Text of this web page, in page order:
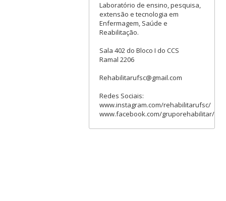
Laboratório de ensino, pesquisa,
extensão e tecnologia em
Enfermagem, Saúde e
Reabilitação.
Sala 402 do Bloco I do CCS
Ramal 2206
Rehabilitarufsc@gmail.com
Redes Sociais:
www.instagram.com/rehabilitarufsc/
www.facebook.com/gruporehabilitar/